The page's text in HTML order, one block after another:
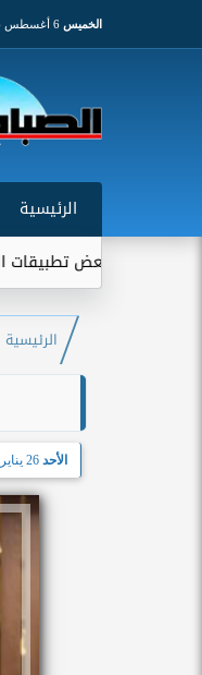
الخميس
الرئيسية
بعض تطبيقات الهواتف قد
الرئيسية
الأحد 26 يناير 2025